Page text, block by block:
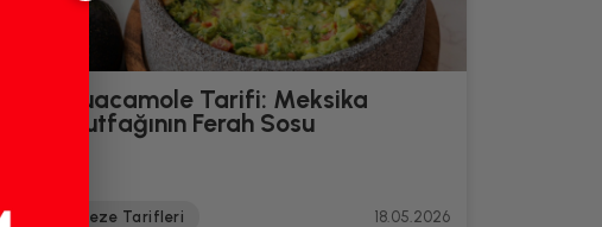
Guacamole Tarifi: Meksika
Mutfağının Ferah Sosu
Meze Tarifleri 18.05.2026